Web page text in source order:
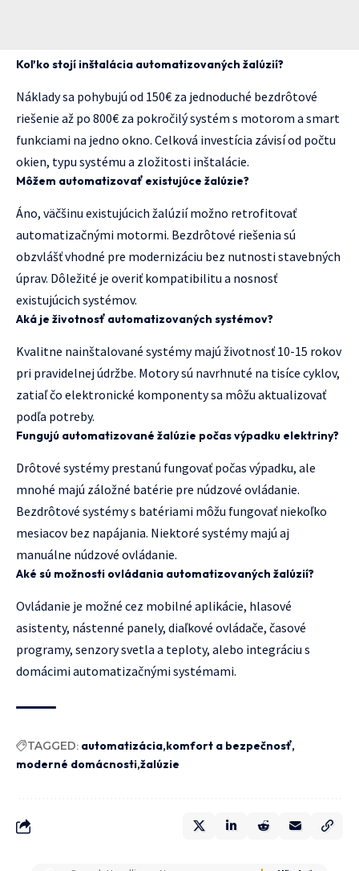
Koľko stojí inštalácia automatizovaných žalúzií?
Náklady sa pohybujú od 150€ za jednoduché bezdrôtové
riešenie až po 800€ za pokročilý systém s motorom a smart
funkciami na jedno okno. Celková investícia závisí od počtu
okien, typu systému a zložitosti inštalácie.
Môžem automatizovať existujúce žalúzie?
Áno, väčšinu existujúcich žalúzií možno retrofitovať
automatizačnými motormi. Bezdrôtové riešenia sú
obzvlášť vhodné pre modernizáciu bez nutnosti stavebných
úprav. Dôležité je overiť kompatibilitu a nosnosť
existujúcich systémov.
Aká je životnosť automatizovaných systémov?
Kvalitne nainštalované systémy majú životnosť 10-15 rokov
pri pravidelnej údržbe. Motory sú navrhnuté na tisíce cyklov,
zatiaľ čo elektronické komponenty sa môžu aktualizovať
podľa potreby.
Fungujú automatizované žalúzie počas výpadku elektriny?
Drôtové systémy prestanú fungovať počas výpadku, ale
mnohé majú záložné batérie pre núdzové ovládanie.
Bezdrôtové systémy s batériami môžu fungovať niekoľko
mesiacov bez napájania. Niektoré systémy majú aj
manuálne núdzové ovládanie.
Aké sú možnosti ovládania automatizovaných žalúzií?
Ovládanie je možné cez mobilné aplikácie, hlasové
asistenty, nástenné panely, diaľkové ovládače, časové
programy, senzory svetla a teploty, alebo integráciu s
domácimi automatizačnými systémami.
TAGGED: automatizácia komfort a bezpečnosť
moderné domácnosti žalúzie